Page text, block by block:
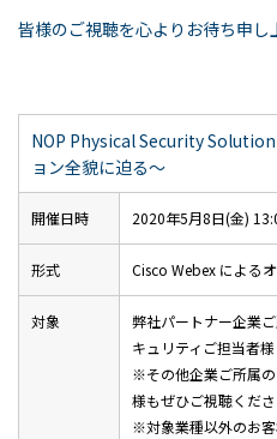
皆様のご視聴を心よりお待ち申し
NOP Physical Security
ョン全貌に迫る～
開催日時 2020年5月8日(金)
形式 Cisco Webex による
対象
弊社パートナー企業
キュリティご担当者様
※その他企業ご所属
様もぜひご視聴くださ
※対象業種以外のお